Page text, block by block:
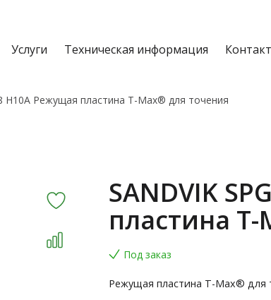
Услуги Техническая информация
H10A Режущая пластина T-Max® для точения
SANDVIK
пластина
Под заказ
Режущая пластина T-Max® для